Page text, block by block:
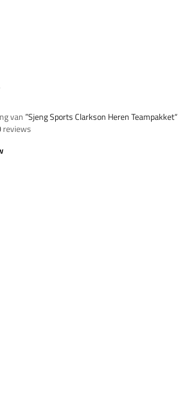
van”Sjeng Sports Clarkson Heren Teampakket“
reviews